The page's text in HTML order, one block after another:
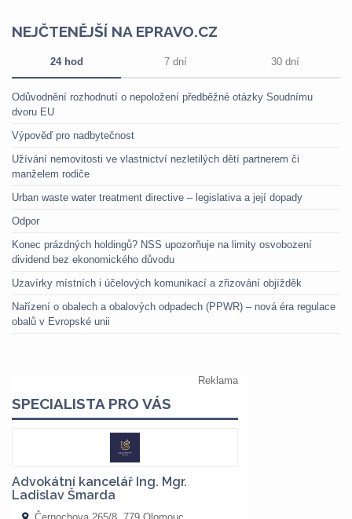
NEJČTENĚJŠÍ NA EPRAVO.CZ
24 hod 7 dní 30 dní
Odůvodnění rozhodnutí o nepoložení předběžné otázky Soudnímu
dvoru EU
Výpověď pro nadbytečnost
Užívání nemovitosti ve vlastnictví nezletilých dětí partnerem či
manželem rodiče
Urban waste water treatment directive – legislativa a její dopady
Odpor
Konec prázdných holdingů? NSS upozorňuje na limity osvobození
dividend bez ekonomického důvodu
Uzavírky místních i účelových komunikací a zřizování objížděk
Nařízení o obalech a obalových odpadech (PPWR) – nová éra regulace
obalů v Evropské unii